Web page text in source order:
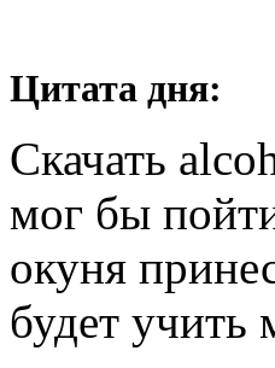
Цитата дня:
Скачать
мог бы
окуня
будет учить